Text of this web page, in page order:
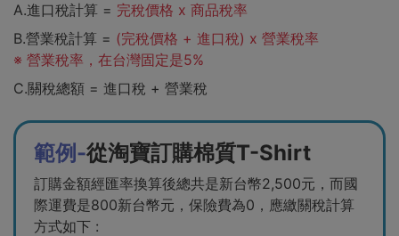
A.進口稅計算 = 完稅價格 x 商品稅率
B.營業稅計算 = (完稅價格 + 進口稅) x 營業稅率
※ 營業稅率，在台灣固定是5%
C.關稅總額 = 進口稅 + 營業稅
範例-從淘寶訂購棉質T-Shirt
訂購金額經匯率換算後總共是新台幣2,500元，而國
際運費是800新台幣元，保險費為0，應繳關稅計算
方式如下 :